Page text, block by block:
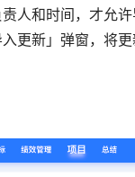
人和时间，才允
更新」弹窗，将更